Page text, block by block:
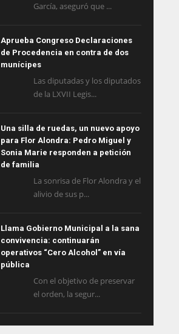
García, aseguró que ...
Aprueba Congreso Declaraciones
de Procedencia en contra de dos
munícipes
Las diputadas y los diputados
de la LXVII Legis...
Una silla de ruedas, un nuevo apoyo
para Flor Alondra: Pedro Miguel y
Sonia Marie responden a petición
de familia
La sonrisa de Flor Alondra y el
alivio de sus p...
Llama Gobierno Municipal a la sana
convivencia: continuarán
operativos “Cero Alcohol” en vía
pública
Con el objetivo de preservar
el orden, la segur...